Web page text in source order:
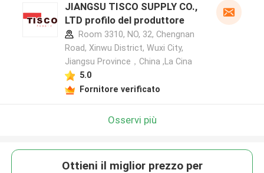
JIANGSU TISCO SUPPLY CO.,
LTD profilo del produttore
Room 3310, NO, 32, Chengnan
Road, Xinwu District, Wuxi City,
Jiangsu Province，China ,La Cina
5.0
Fornitore verificato
Osservi più
Ottieni il miglior prezzo per